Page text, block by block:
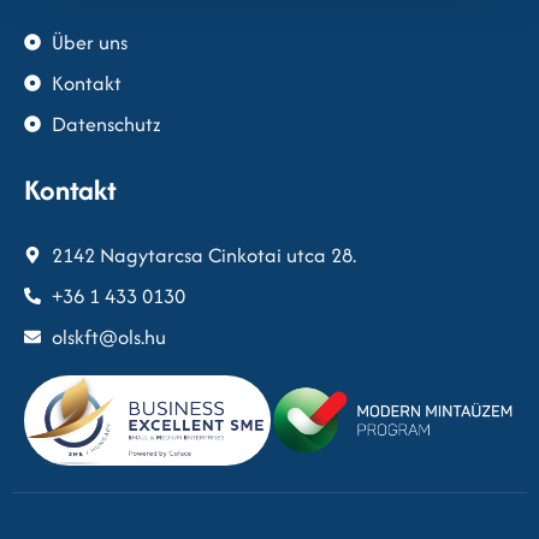
Über uns
Kontakt
Datenschutz
Kontakt
2142 Nagytarcsa Cinkotai utca 28.
+36 1 433 0130
olskft@ols.hu